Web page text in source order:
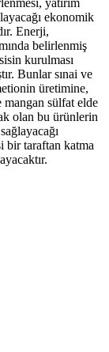
ekonomik
Enerji,
belirlenmiş
kurulması
Bunlar sınai ve
üretimine,
sülfat elde
olan bu ürünlerin
bir taraftan katma